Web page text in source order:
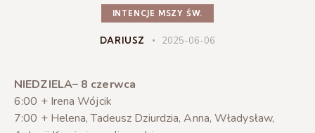
INTENCJE MSZY ŚW.
DARIUSZ 2025-06-06
NIEDZIELA– 8 czerwca
6:00 + Irena Wójcik
7:00 + Helena, Tadeusz Dziurdzia, Anna, Władysław,